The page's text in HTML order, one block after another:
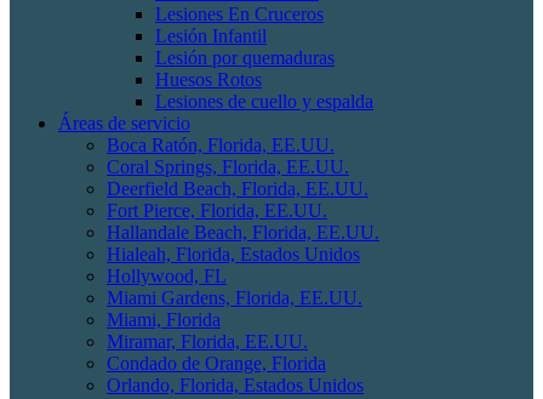
Lesiones En Cruceros
Lesión Infantil
Lesión por quemaduras
Huesos Rotos
Lesiones de cuello y espalda
Áreas de servicio
Boca Ratón, Florida, EE.UU.
Coral Springs, Florida, EE.UU.
Deerfield Beach, Florida, EE.UU.
Fort Pierce, Florida, EE.UU.
Hallandale Beach, Florida, EE.UU.
Hialeah, Florida, Estados Unidos
Hollywood, FL
Miami Gardens, Florida, EE.UU.
Miami, Florida
Miramar, Florida, EE.UU.
Condado de Orange, Florida
Orlando, Florida, Estados Unidos